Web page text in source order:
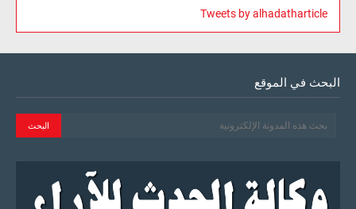
Tweets by alhadatharticle
البحث في الموقع